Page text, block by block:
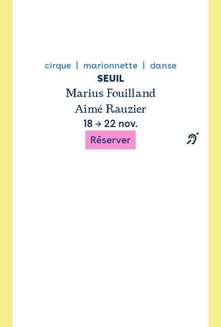
cirque marionnette danse
SEUIL
Marius Fouilland
Aimé Rauzier
18 → 22 nov.
Réserver